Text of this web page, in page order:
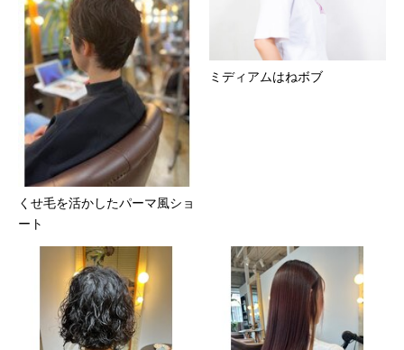
くせ毛を活かしたパーマ風ショ
ート
ミディアムはねボブ